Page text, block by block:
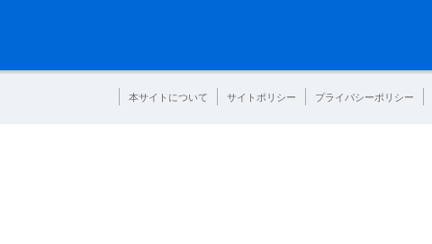
本サイトについて サイトポリシー プライバシーポリシー